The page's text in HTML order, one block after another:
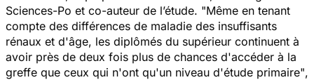
Sciences-Po et co-auteur de l’étude. "Même en tenant
compte des différences de maladie des insuffisants
rénaux et d'âge, les diplômés du supérieur continuent à
avoir près de deux fois plus de chances d'accéder à la
greffe que ceux qui n'ont qu'un niveau d'étude primaire",